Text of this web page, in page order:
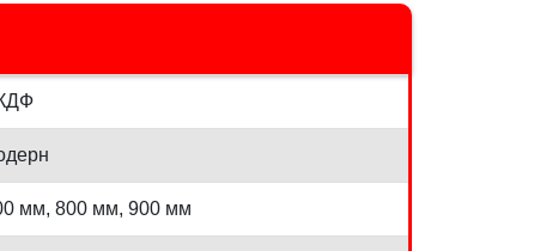
мм, 800 мм, 900 мм